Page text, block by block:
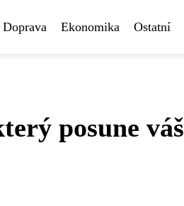
Doprava Ekonomika Ostatní
posune váš